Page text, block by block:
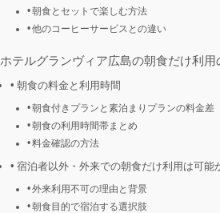
朝食とセットで楽しむ方法
他のコーヒーサービスとの違い
ホテルグランヴィア広島の朝食だけ利
朝食の料金と利用時間
朝食付きプランと素泊まりプランの料金差
朝食の利用時間帯まとめ
料金確認の方法
宿泊者以外・外来での朝食だけ利用は可能
外来利用不可の理由と背景
朝食目的で宿泊する選択肢